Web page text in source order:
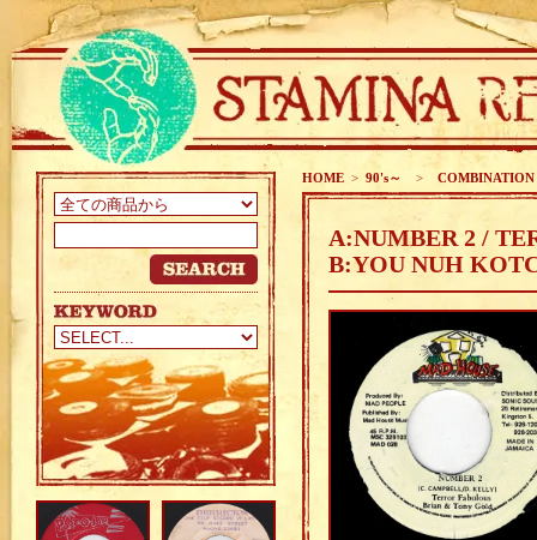
HOME > 90's～ > COMBINATION
A:NUMBER 2 /
B:YOU NUH